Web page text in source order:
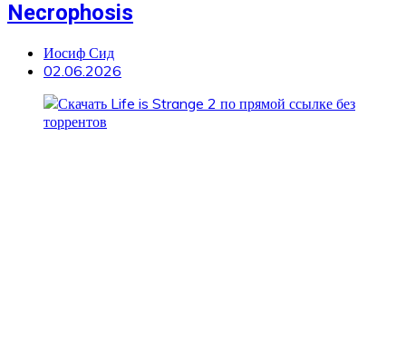
Necrophosis
Иосиф Сид
02.06.2026